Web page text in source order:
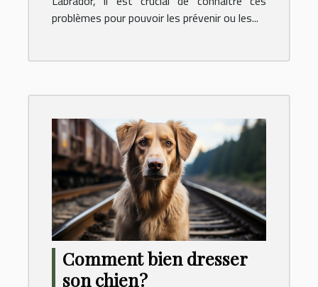
problèmes pour pouvoir les prévenir ou les...
Comment bien dresser
son chien ?